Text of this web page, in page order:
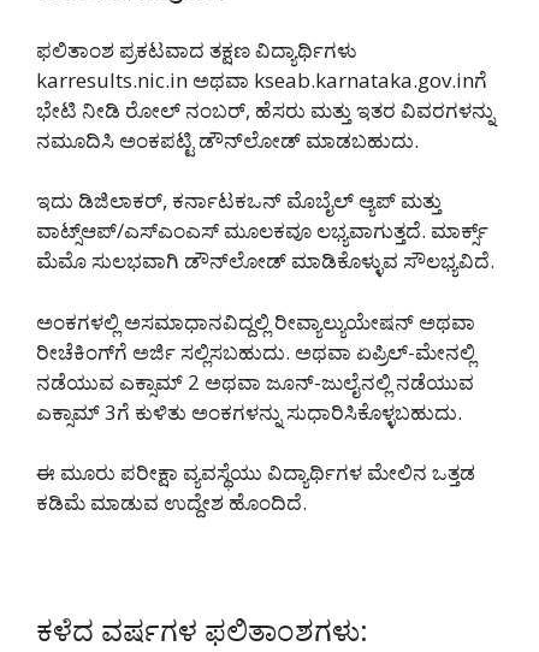
ಫಲಿತಾಂಶ ಪ್ರಕಟವಾದ ತಕ್ಷಣ ವಿದ್ಯಾರ್ಥಿಗಳು
karresults.nic.in ಅಥವಾ kseab.karnataka.gov.inಗೆ
ಭೇಟಿ ನೀಡಿ ರೋಲ್ ನಂಬರ್, ಹೆಸರು ಮತ್ತು ಇತರ ವಿವರಗಳನ್ನು
ನಮೂದಿಸಿ ಅಂಕಪಟ್ಟಿ ಡೌನ್‌ಲೋಡ್ ಮಾಡಬಹುದು.
ಇದು ಡಿಜಿಲಾಕರ್, ಕರ್ನಾಟಕಒನ್ ಮೊಬೈಲ್ ಆ್ಯಪ್ ಮತ್ತು
ವಾಟ್ಸ್‌ಆಪ್/ಎಸ್‌ಎಂಎಸ್ ಮೂಲಕವೂ ಲಭ್ಯವಾಗುತ್ತದೆ. ಮಾರ್ಕ್ಸ್
ಮೆಮೊ ಸುಲಭವಾಗಿ ಡೌನ್‌ಲೋಡ್ ಮಾಡಿಕೊಳ್ಳುವ ಸೌಲಭ್ಯವಿದೆ.
ಅಂಕಗಳಲ್ಲಿ ಅಸಮಾಧಾನವಿದ್ದಲ್ಲಿ ರೀವ್ಯಾಲ್ಯುಯೇಷನ್ ಅಥವಾ
ರೀಚೆಕಿಂಗ್‌ಗೆ ಅರ್ಜಿ ಸಲ್ಲಿಸಬಹುದು. ಅಥವಾ ಏಪ್ರಿಲ್-ಮೇನಲ್ಲಿ
ನಡೆಯುವ ಎಕ್ಸಾಮ್ 2 ಅಥವಾ ಜೂನ್-ಜುಲೈನಲ್ಲಿ ನಡೆಯುವ
ಎಕ್ಸಾಮ್ 3ಗೆ ಕುಳಿತು ಅಂಕಗಳನ್ನು ಸುಧಾರಿಸಿಕೊಳ್ಳಬಹುದು.
ಈ ಮೂರು ಪರೀಕ್ಷಾ ವ್ಯವಸ್ಥೆಯು ವಿದ್ಯಾರ್ಥಿಗಳ ಮೇಲಿನ ಒತ್ತಡ
ಕಡಿಮೆ ಮಾಡುವ ಉದ್ದೇಶ ಹೊಂದಿದೆ.
ಕಳೆದ ವರ್ಷಗಳ ಫಲಿತಾಂಶಗಳು: